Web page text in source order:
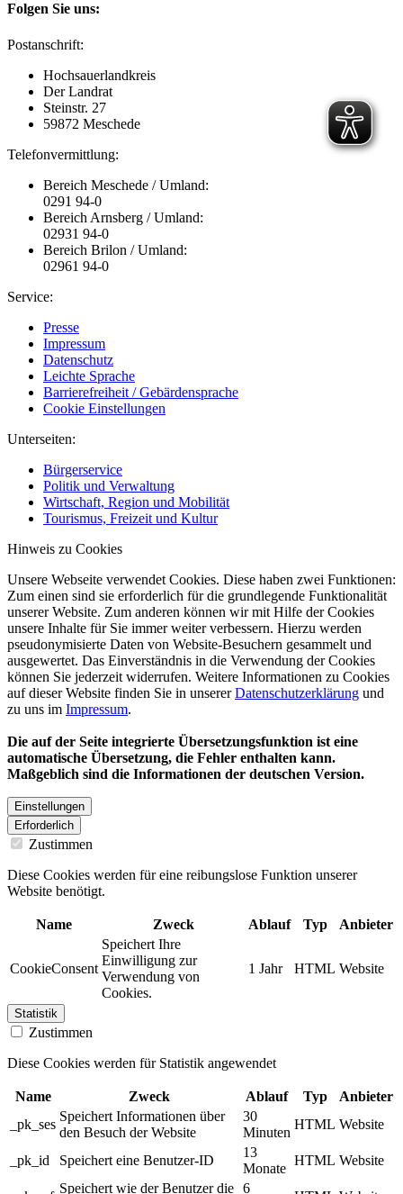
Folgen Sie uns:
Postanschrift:
Hochsauerlandkreis
Der Landrat
Steinstr. 27
59872 Meschede
Telefonvermittlung:
Bereich Meschede / Umland:
0291 94-0
Bereich Arnsberg / Umland:
02931 94-0
Bereich Brilon / Umland:
02961 94-0
Service:
Presse
Impressum
Datenschutz
Leichte Sprache
Barrierefreiheit / Gebärdensprache
Cookie Einstellungen
Unterseiten:
Bürgerservice
Politik und Verwaltung
Wirtschaft, Region und Mobilität
Tourismus, Freizeit und Kultur
Hinweis zu Cookies
Unsere Webseite verwendet Cookies. Diese haben zwei Funktionen:
Zum einen sind sie erforderlich für die grundlegende Funktionalität
unserer Website. Zum anderen können wir mit Hilfe der Cookies
unsere Inhalte für Sie immer weiter verbessern. Hierzu werden
pseudonymisierte Daten von Website-Besuchern gesammelt und
ausgewertet. Das Einverständnis in die Verwendung der Cookies
können Sie jederzeit widerrufen. Weitere Informationen zu Cookies
auf dieser Website finden Sie in unsererDatenschutzerklärung und
zu uns im Impressum.
Die auf der Seite integrierte Übersetzungsfunktion ist eine
automatische Übersetzung, die Fehler enthalten kann.
Maßgeblich sind die Informationen der deutschen Version.
Einstellungen
Erforderlich
Zustimmen
Diese Cookies werden für eine reibungslose Funktion unserer
Website benötigt.
Name Zweck Ablauf Typ Anbieter
CookieConsent
Speichert Ihre
Einwilligung zur
Verwendung von
Cookies.
1 Jahr HTML Website
Statistik
Zustimmen
Diese Cookies werden für Statistik angewendet
Name Zweck Ablauf Typ
Anbieter
_pk_ses
Speichert Informationen über
den Besuch der Website
30
Minuten
HTML Website
_pk_id Speichert eine Benutzer-ID
13
Monate
HTML Website
Speichert wie der Benutzer die 6